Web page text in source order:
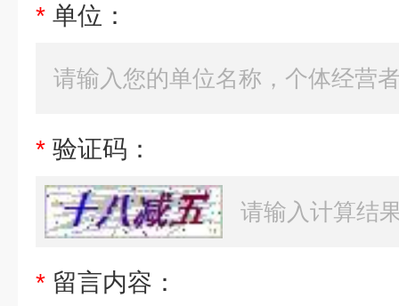
* 单位：
* 验证码：
* 留言内容：